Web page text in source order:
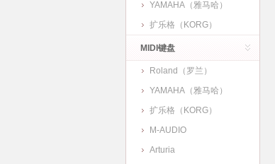
YAMAHA（雅马哈）
扩乐格（KORG）
MIDI键盘
Roland（罗兰）
YAMAHA（雅马哈）
扩乐格（KORG）
M-AUDIO
Arturia